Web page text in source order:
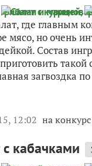
где главным
мясо, но очень
Состав
такой
загвоздка
12:02 на конкурс
кабачками